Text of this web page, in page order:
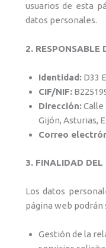
usuarios de esta
datos personales.
2. RESPONSABLE
Identidad: D33
CIF/NIF:
Dirección:Calle
Gijón, Asturias,
Correo
3. FINALIDAD
Los datos
página web
Gestión de la